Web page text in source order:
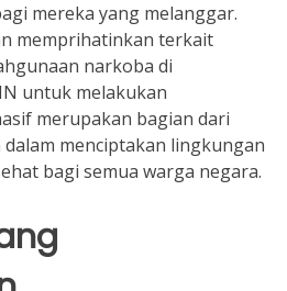
mereka yang melanggar.
memprihatinkan terkait
narkoba di
untuk melakukan
merupakan bagian dari
menciptakan lingkungan
bagi semua warga negara.